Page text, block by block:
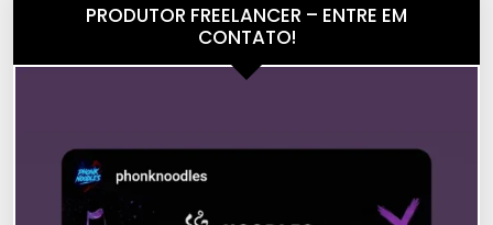
PRODUTOR FREELANCER – ENTRE EM
CONTATO!